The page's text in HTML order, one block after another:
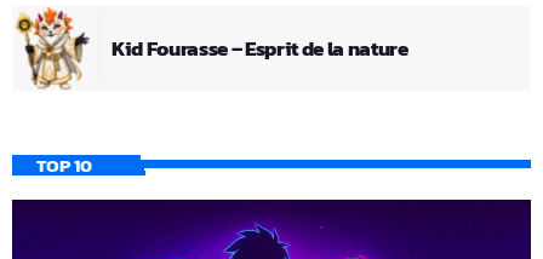
Kid Fourasse – Esprit de la nature
TOP 10